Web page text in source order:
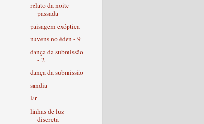
relato da noite
passada
paisagem exóptica
nuvens no éden - 9
dança da submissão
- 2
dança da submissão
sandia
lar
linhas de luz
discreta